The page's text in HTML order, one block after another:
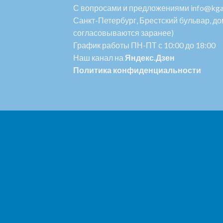
С вопросами и предложениями
Санкт-Петербург, Брестский бульвар,
согласовываются заранее)
График работы ПН-ПТ с 10:00 до 18:00
Наш канал на Яндекс.Дзен
Политика конфиденциальности